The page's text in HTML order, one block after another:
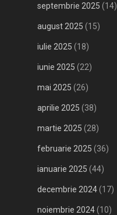
septembrie 2025 (14)
august 2025 (15)
iulie 2025 (18)
iunie 2025 (22)
mai 2025 (26)
aprilie 2025 (38)
martie 2025 (28)
februarie 2025 (36)
ianuarie 2025 (44)
decembrie 2024(17)
noiembrie 2024(10)